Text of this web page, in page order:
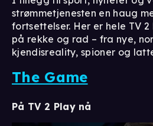
strømmetjenesten en haug
fortsettelser. Her er hele TV 2
på rekke og rad – fra nye,
kjendisreality, spioner og
The Game
På TV 2 Play nå